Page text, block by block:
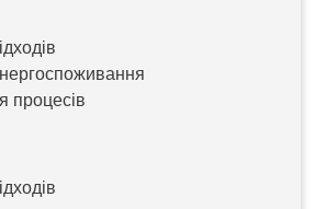
процесів